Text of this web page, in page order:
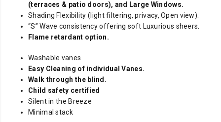
(terraces & patio doors), and Large Windows.
Shading Flexibility (light filtering, privacy, Open view).
“S” Wave consistency offering soft Luxurious sheers.
Flame retardant option.
Washable vanes
Easy Cleaning of individual Vanes.
Walk through the blind.
Child safety certified
Silent in the Breeze
Minimal stack